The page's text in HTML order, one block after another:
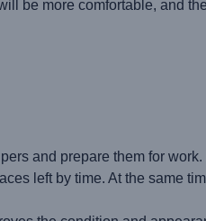
be more comfortable, and
and prepare them for
left by time. At the same